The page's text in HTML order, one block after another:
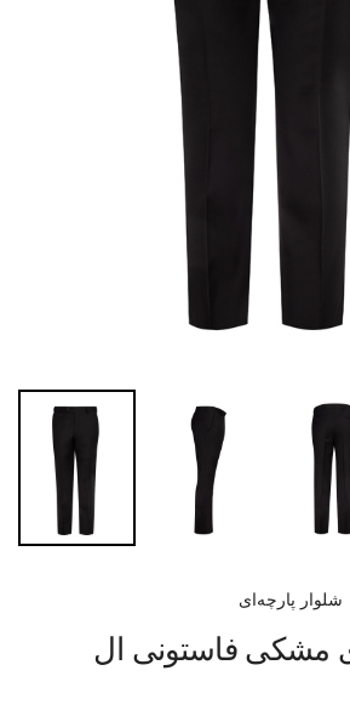
شلوار پارچه‌ای
مشکی فاستونی ال